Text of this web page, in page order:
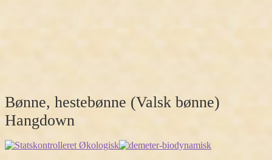
Bønne, hestebønne (Valsk bønne)
Hangdown